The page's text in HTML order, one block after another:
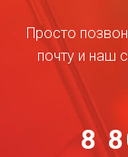
Просто
почту и наш
8